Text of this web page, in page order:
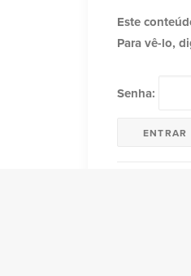
Este
Para vê-lo,
Senha: